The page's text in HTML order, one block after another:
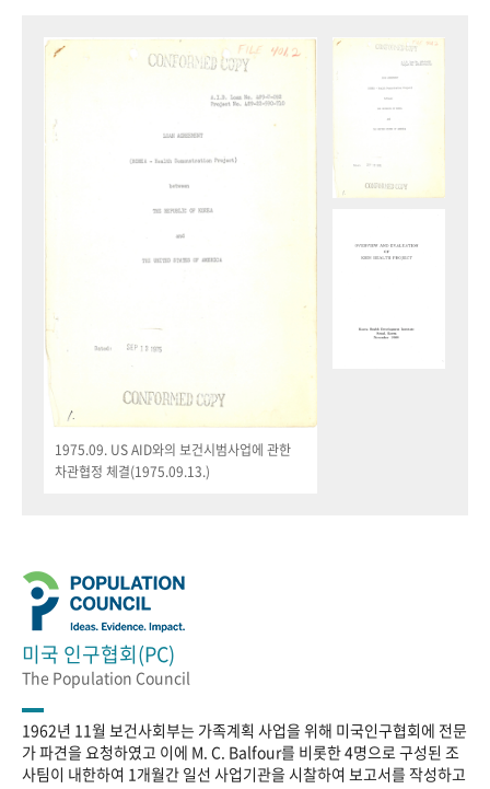
1975.09. US AID와의 보건시범사업에 관한
차관협정 체결(1975.09.13.)
미국 인구협회(PC)
The Population Council
1962년 11월 보건사회부는 가족계획 사업을 위해 미국인구협회에 전문
가 파견을 요청하였고 이에 M. C. Balfour를 비롯한 4명으로 구성된 조
사팀이 내한하여 1개월간 일선 사업기관을 시찰하여 보고서를 작성하고